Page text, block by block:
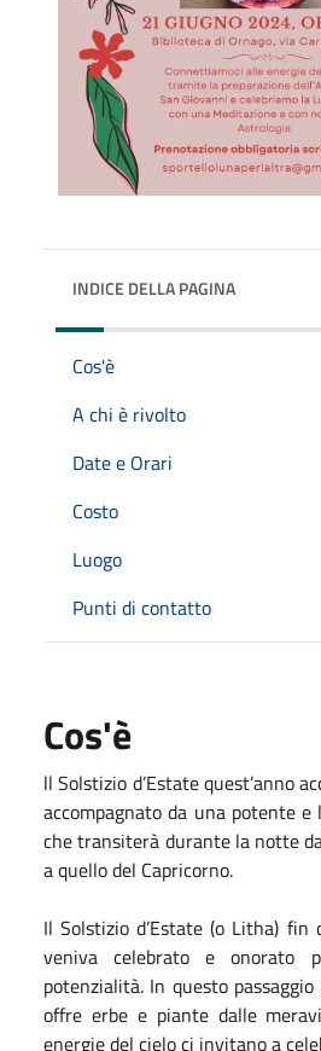
INDICE DELLA PAGINA
Cos'è
A chi è rivolto
Date e Orari
Costo
Luogo
Punti di contatto
Cos'è
ll Solstizio d’Estate quest’anno
accompagnato da una potente e
che transiterà durante la notte
a quello del Capricorno.
Il Solstizio d’Estate (o Litha)
veniva celebrato e onorato
potenzialità. In questo
offre erbe e piante dalle
energie del cielo ci invitano a